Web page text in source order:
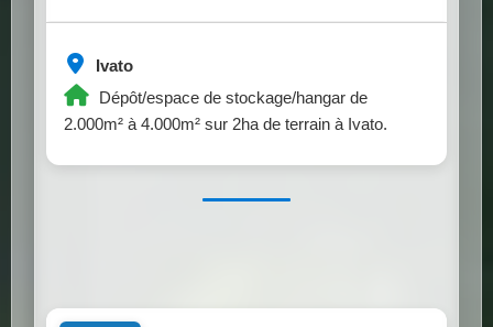
Ivato
Dépôt/espace de stockage/hangar de
2.000m² à 4.000m² sur 2ha de terrain à Ivato.